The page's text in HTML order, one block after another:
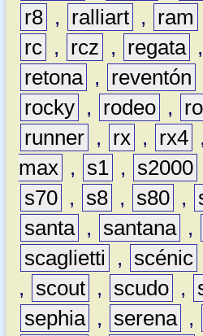
r8 , ralliart , ram
rc , rcz , regata ,
retona , reventón
rocky , rodeo ,
runner , rx , rx4 ,
max , s1 , s2000
s70 , s8 , s80 ,
santa , santana ,
scaglietti
, scénic
,
scout , scudo ,
sephia , serena ,